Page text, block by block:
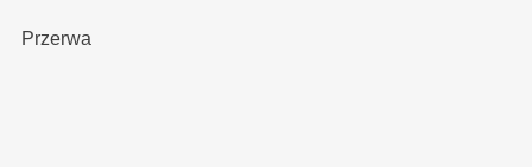
Przerwa